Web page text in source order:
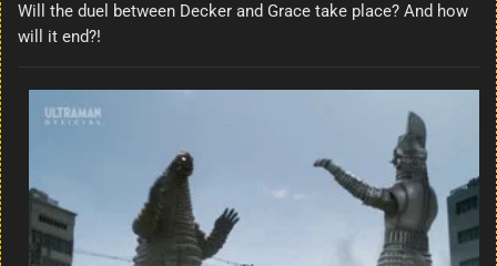
Will the duel between Decker and Grace take place? And how
will it end?!